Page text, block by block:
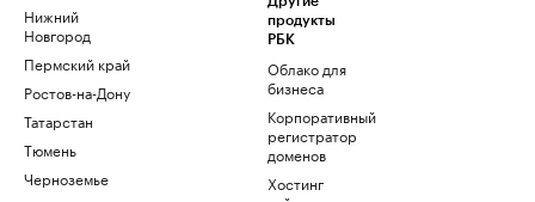
Нижний
Новгород
Пермский край
Ростов-на-Дону
Татарстан
Тюмень
Черноземье
продукты
РБК
Облако для
бизнеса
Корпоративный
регистратор
доменов
Хостинг